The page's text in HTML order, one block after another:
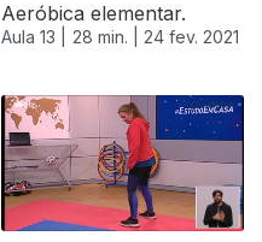
Aeróbica elementar.
Aula 13 | 28 min. | 24 fev. 2021